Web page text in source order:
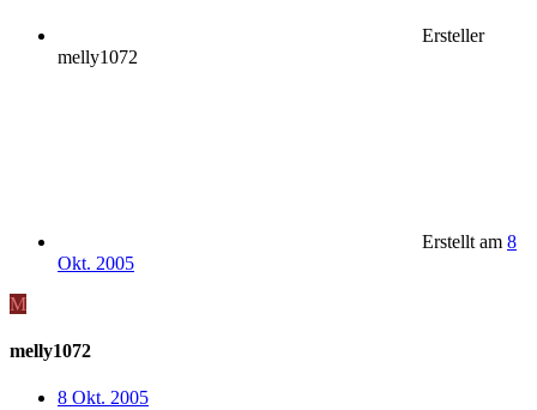
Ersteller
melly1072
Erstellt am 8
Okt. 2005
M
melly1072
8 Okt. 2005